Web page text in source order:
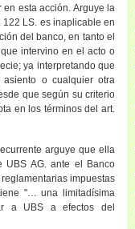
esta acción. Arguye la
LS. es inaplicable en
del banco, en tanto el
intervino en el acto o
ya interpretando que
asiento o cualquier otra
que según su criterio
en los términos del art.
arguye que ella
UBS AG. ante el Banco
impuestas
"… una limitadísima
a UBS a efectos del